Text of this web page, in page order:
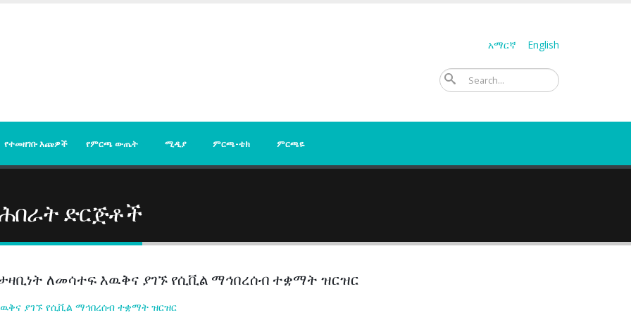
አማርኛ English
የተመዘገቡ እጩዎች የምርጫ ውጤት ሚዲያ ምርጫ-ቴክ ምርጫዬ
ድርጅቶች
ለመሳተፍ እዉቅና ያገኙ የሲቪል ማኅበረሰብ ተቋማት ዝርዝር
ያገኙ የሲቪል ማኅበረሰብ ተቋማት ዝርዝር